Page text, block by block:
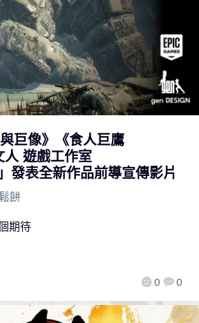
巨像》《食人巨鷹
人 遊戲工作室
發表全新作品前導宣傳影片
餅
0 0
期待